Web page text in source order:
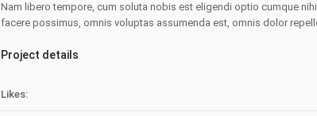
Nam libero tempore, cum soluta nobis est eligendi optio cumque
facere possimus, omnis voluptas assumenda est, omnis dolor
Project details
Likes: